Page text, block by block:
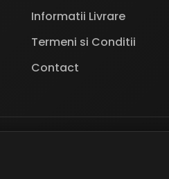
Informatii Livrare
Termeni si Conditii
Contact